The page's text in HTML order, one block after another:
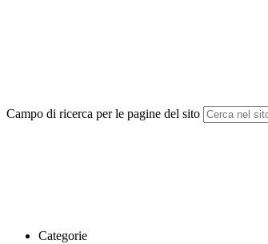
Campo di ricerca per le pagine del sito
Categorie